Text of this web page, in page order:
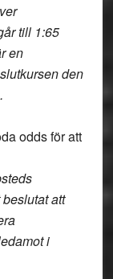
till 1:65
en
den
odds för att
att
i